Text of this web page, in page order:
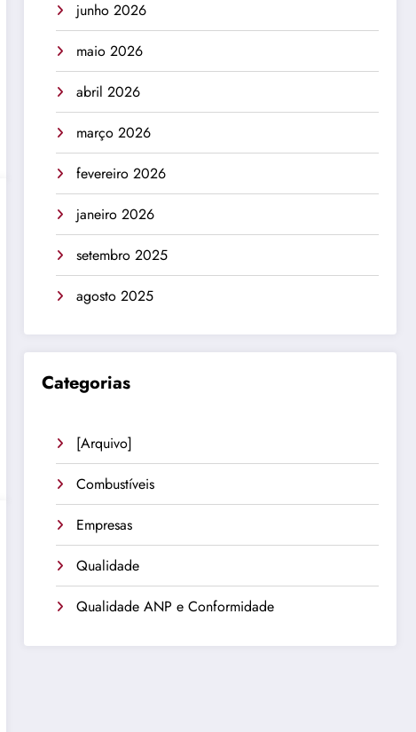
junho 2026
maio 2026
abril 2026
março 2026
fevereiro 2026
janeiro 2026
setembro 2025
agosto 2025
Categorias
[Arquivo]
Combustíveis
Empresas
Qualidade
Qualidade ANP e Conformidade